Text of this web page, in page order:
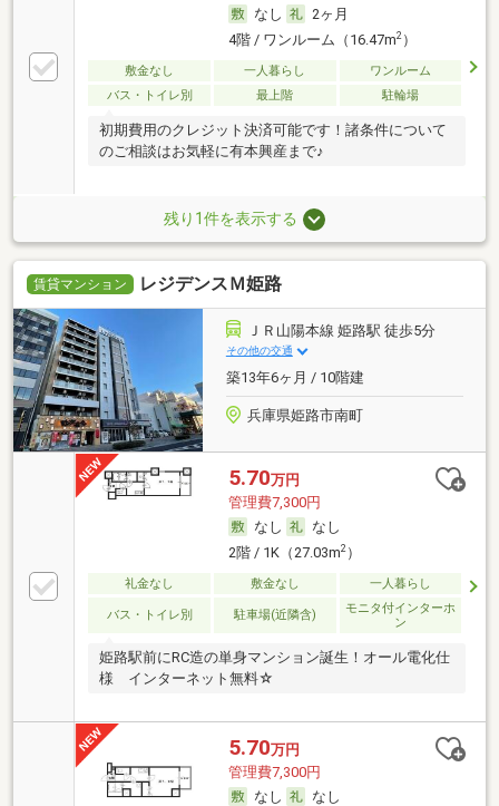
なし
2ヶ月
4階 / ワンルーム（16.47m2）
敷金なし 一人暮らし
ワンルーム
バス・トイレ別
最上階 駐輪場
初期費用のクレジット決済可能です！諸条件について
のご相談はお気軽に有本興産まで♪
残り1件を表示する
賃貸マンション レジデンスＭ姫路
ＪＲ山陽本線 姫路駅 徒歩5分
その他の交通
築13年6ヶ月 / 10階建
兵庫県姫路市南町
5.70万円
管理費7,300円
なし
なし
2階 / 1K（27.03m2）
礼金なし 敷金なし 一人暮らし
バス・トイレ別 駐車場(近隣含)
モニタ付インターホ
ン
姫路駅前にRC造の単身マンション誕生！オール電化仕
様 インターネット無料☆
5.70万円
管理費7,300円
なし
なし